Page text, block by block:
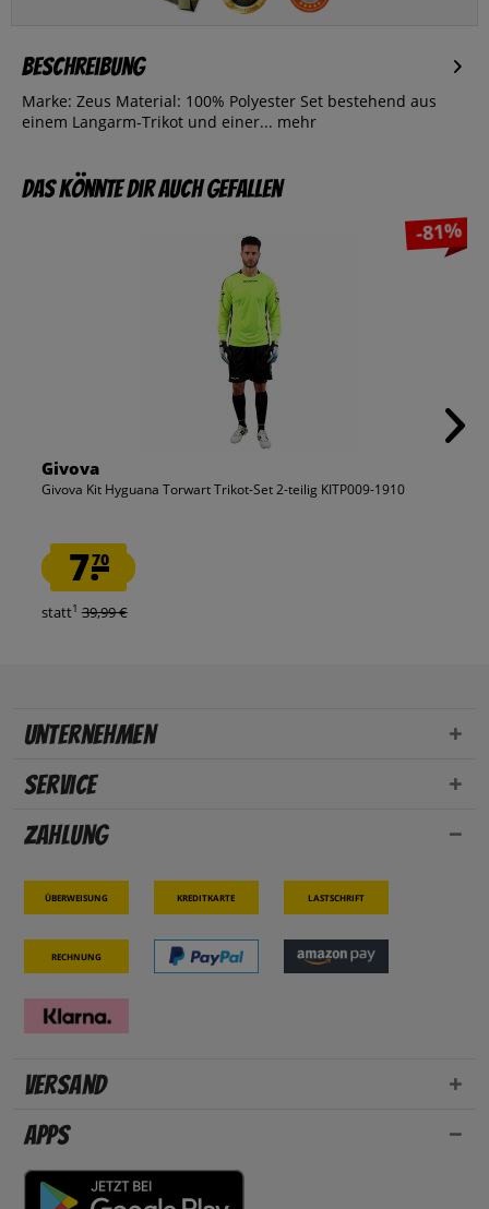
Beschreibung
Marke: Zeus Material: 100% Polyester Set bestehend aus
einem Langarm-Trikot und einer... mehr
Das könnte dir auch gefallen
-81%
Givova
Givova Kit Hyguana Torwart Trikot-Set 2-teilig KITP009-1910
7.70
statt1 39,99 €
Unternehmen
Service
Zahlung
Überweisung Kreditkarte Lastschrift
Rechnung
Versand
Apps